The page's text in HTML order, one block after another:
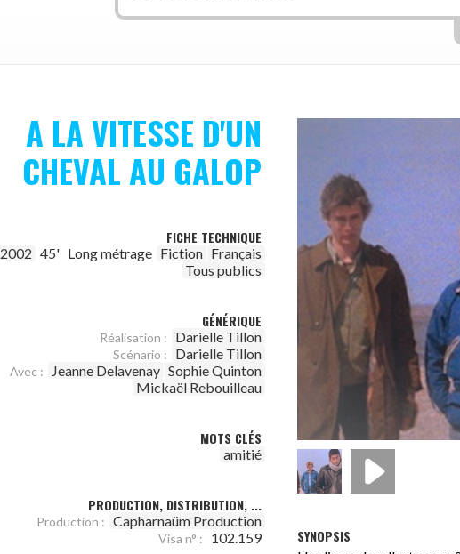
A LA VITESSE D'UN
CHEVAL AU GALOP
FICHE TECHNIQUE
2002 45' Long métrage Fiction Français
Tous publics
GÉNÉRIQUE
Réalisation : Darielle Tillon
Scénario : Darielle Tillon
Avec : Jeanne Delavenay Sophie Quinton
Mickaël Rebouilleau
MOTS CLÉS
amitié
PRODUCTION, DISTRIBUTION, ...
Production : Capharnaüm Production
Visa n° : 102.159 SYNOPSIS